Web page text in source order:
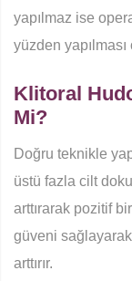
yapılmaz ise
yüzden
Klitoral
Mi?
Doğru teknikle
üstü fazla cilt
arttırarak pozitif
güveni
arttırır.